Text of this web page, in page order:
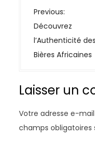
N
a
v
i
t
n
Previous:
Découvrez
l’Authenticité des
Bières Africaines
Laisser un
Votre adresse e-
champs obligatoires